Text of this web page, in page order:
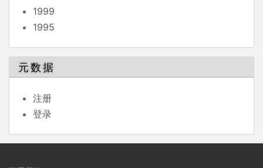
1999
1995
元数据
注册
登录